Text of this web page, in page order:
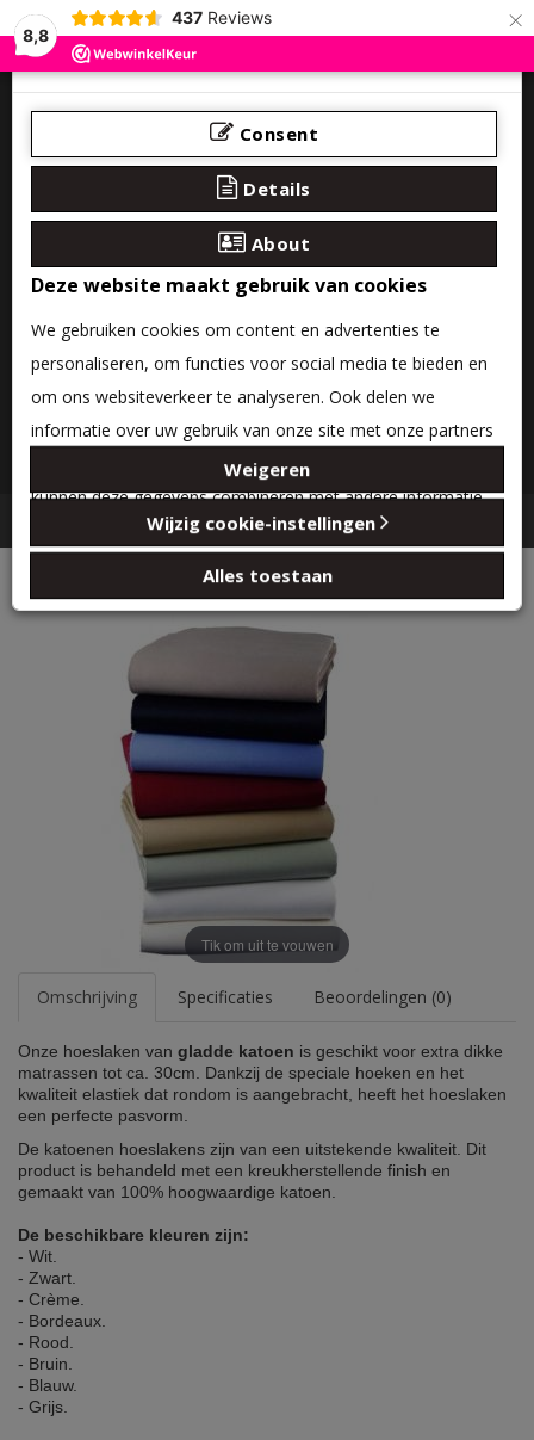
8,8
437 Reviews ×
0 product(en) - €0,00
BEDTEXTIEL Hoeslaken glad katoen
Tik om uit te vouwen
Omschrijving Specificaties Beoordelingen (0)
Onze hoeslaken van gladde katoen is geschikt voor extra dikke
matrassen tot ca. 30cm. Dankzij de speciale hoeken en het
kwaliteit elastiek dat rondom is aangebracht, heeft het hoeslaken
een perfecte pasvorm.
De katoenen hoeslakens zijn van een uitstekende kwaliteit. Dit
product is behandeld met een kreukherstellende finish en
gemaakt van 100% hoogwaardige katoen.
De beschikbare kleuren zijn:
- Wit.
- Zwart.
- Crème.
- Bordeaux.
- Rood.
- Bruin.
- Blauw.
- Grijs.
Consent
Details
About
Deze website maakt gebruik van cookies
We gebruiken cookies om content en advertenties te
personaliseren, om functies voor social media te bieden en
om ons websiteverkeer te analyseren. Ook delen we
informatie over uw gebruik van onze site met onze partners
voor social media, adverteren en analyse. Deze partners
kunnen deze gegevens combineren met andere informatie
die u aan ze heeft verstrekt of die ze hebben verzameld op
basis van uw gebruik van hun services.
Weigeren
Wijzig cookie-instellingen
Alles toestaan